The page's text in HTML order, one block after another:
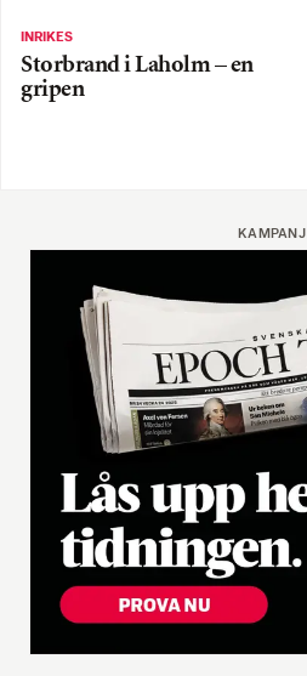
INRIKES
Storbrand i Laholm – en
gripen
KAMPANJ